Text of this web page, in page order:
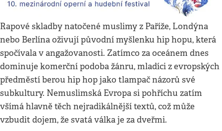
Rapové skladby natočené muslimy z Paříže, Londýna
nebo Berlína oživují původní myšlenku hip hopu, která
spočívala v angažovanosti. Zatímco za oceánem dnes
dominuje komerční podoba žánru, mladíci z evropských
předměstí berou hip hop jako tlampač názorů své
subkultury. Nemuslimská Evropa si pohříchu zatím
všímá hlavně těch nejradikálnější textů, což může
vzbudit dojem, že svatá válka je za dveřmi.